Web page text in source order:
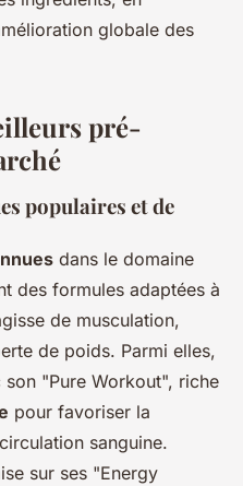
globale des
pré-
populaires et de
dans le domaine
des formules adaptées à
de musculation,
de poids. Parmi elles,
"Pure Workout", riche
pour favoriser la
sanguine.
sur ses "Energy